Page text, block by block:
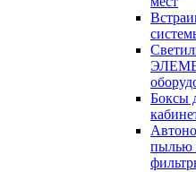
Боксы
пылью